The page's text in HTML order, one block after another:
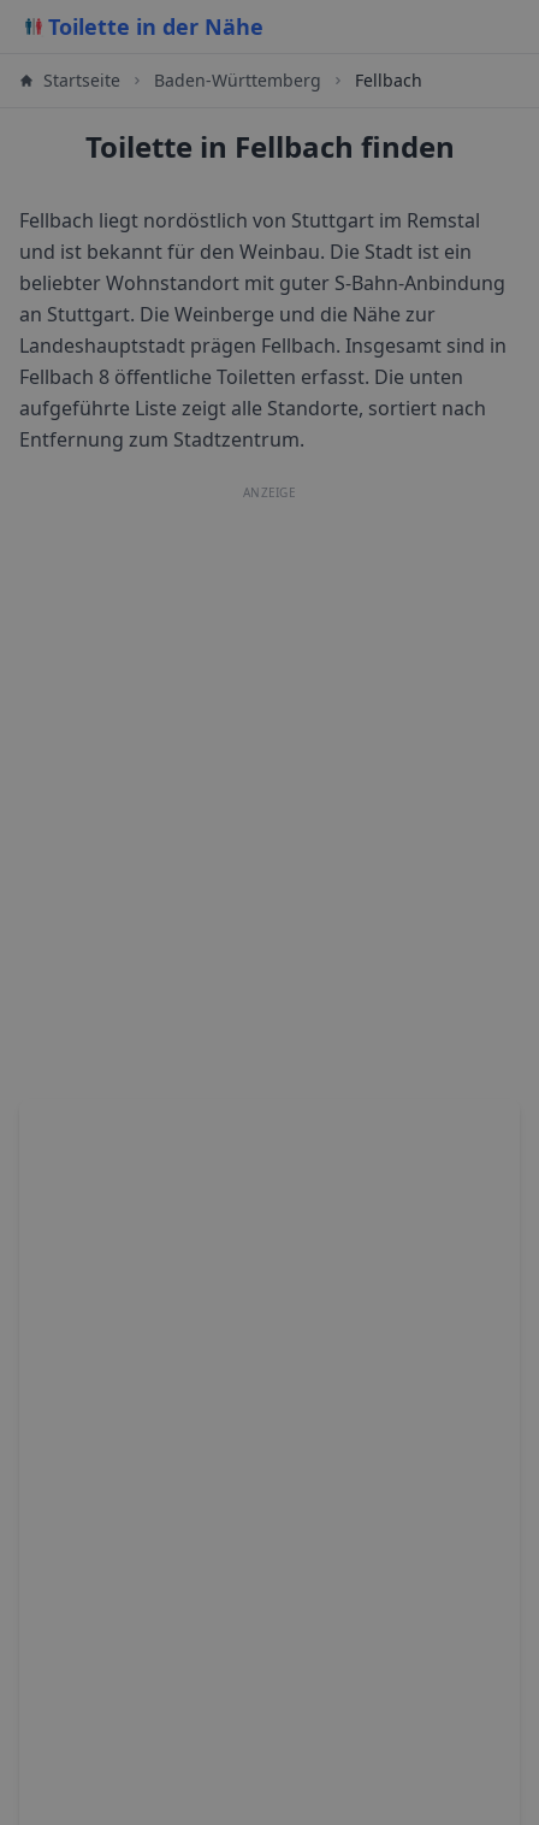
Toilette in der Nähe
Startseite Baden-Württemberg Fellbach
Toilette in Fellbach finden
Fellbach liegt nordöstlich von Stuttgart im Remstal
und ist bekannt für den Weinbau. Die Stadt ist ein
beliebter Wohnstandort mit guter S-Bahn-Anbindung
an Stuttgart. Die Weinberge und die Nähe zur
Landeshauptstadt prägen Fellbach. Insgesamt sind in
Fellbach 8 öffentliche Toiletten erfasst. Die unten
aufgeführte Liste zeigt alle Standorte, sortiert nach
Entfernung zum Stadtzentrum.
ANZEIGE